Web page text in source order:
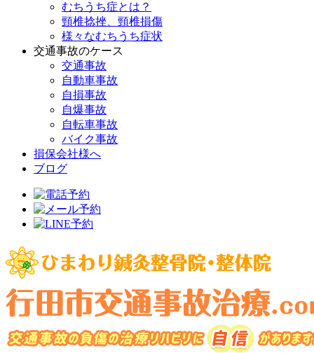
むちうち症とは？
頸椎捻挫、頸椎損傷
様々なむちうち症状
交通事故のケース
交通事故
自動車事故
自損事故
自爆事故
自転車事故
バイク事故
損保会社様へ
ブログ